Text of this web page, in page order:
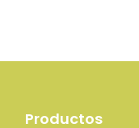
Productos